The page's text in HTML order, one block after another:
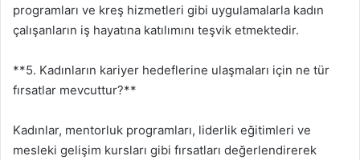
programları ve kreş hizmetleri gibi uygulamalarla kadın
çalışanların iş hayatına katılımını teşvik etmektedir.
**5. Kadınların kariyer hedeflerine ulaşmaları için ne tür
fırsatlar mevcuttur?**
Kadınlar, mentorluk programları, liderlik eğitimleri ve
mesleki gelişim kursları gibi fırsatları değerlendirerek